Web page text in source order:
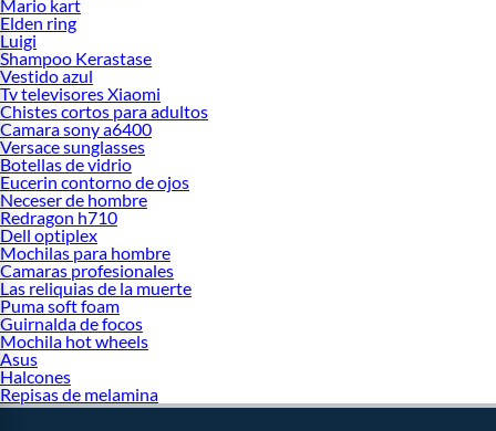
Mario kart
Elden ring
Luigi
Shampoo Kerastase
Vestido azul
Tv televisores Xiaomi
Chistes cortos para adultos
Camara sony a6400
Versace sunglasses
Botellas de vidrio
Eucerin contorno de ojos
Neceser de hombre
Redragon h710
Dell optiplex
Mochilas para hombre
Camaras profesionales
Las reliquias de la muerte
Puma soft foam
Guirnalda de focos
Mochila hot wheels
Asus
Halcones
Repisas de melamina